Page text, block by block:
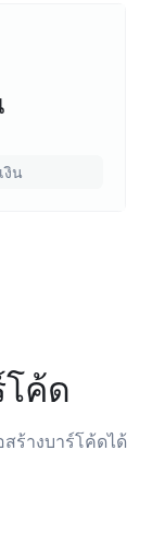
งิน
ค้ด
สร้างบาร์โค้ดได้